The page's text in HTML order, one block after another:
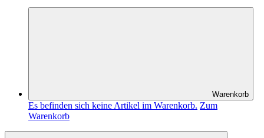
Warenkorb
Es befinden sich keine Artikel im Warenkorb. Zum
Warenkorb